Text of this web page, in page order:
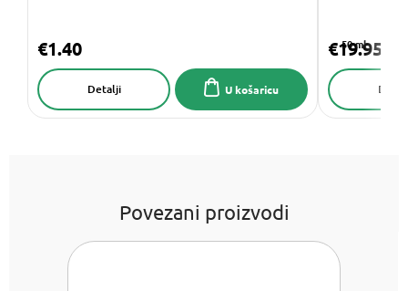
€1.40
U košaricu
Detalji
50 ml
€19.95
Povezani proizvodi